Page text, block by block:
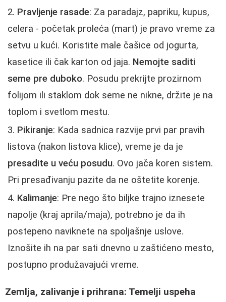
Pravljenje rasade: Za paradajz, papriku, kupus,
celera - početak proleća (mart) je pravo vreme za
setvu u kući. Koristite male čašice od jogurta,
kasetice ili čak karton od jaja. Nemojte saditi
seme pre duboko. Posudu prekrijte prozirnom
folijom ili staklom dok seme ne nikne, držite je na
toplom i svetlom mestu.
Pikiranje: Kada sadnica razvije prvi par pravih
listova (nakon listova klice), vreme je da je
presadite u veću posudu. Ovo jača koren sistem.
Pri presađivanju pazite da ne oštetite korenje.
Kalimanje: Pre nego što biljke trajno iznesete
napolje (kraj aprila/maja), potrebno je da ih
postepeno naviknete na spoljašnje uslove.
Iznošite ih na par sati dnevno u zaštićeno mesto,
postupno produžavajući vreme.
Zemlja, zalivanje i prihrana: Temelji uspeha